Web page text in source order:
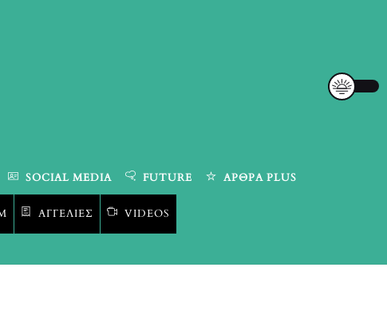
SOCIAL MEDIA FUTURE ΆΡΘΡΑ PLUS
ΑΓΓΕΛΊΕΣ VIDEOS